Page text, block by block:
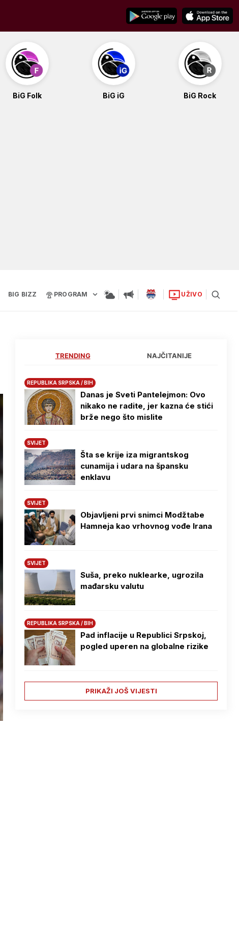
BiG Folk BiG iG BiG Rock
BIG BIZZ PROGRAM UŽIVO
TRENDING NAJČITANIJE
REPUBLIKA SRPSKA / BIH
Danas je Sveti Pantelejmon: Ovo
nikako ne radite, jer kazna će stići
brže nego što mislite
SVIJET
Šta se krije iza migrantskog
cunamija i udara na špansku
enklavu
SVIJET
Objavljeni prvi snimci Modžtabe
Hamneja kao vrhovnog vođe Irana
SVIJET
Suša, preko nuklearke, ugrozila
mađarsku valutu
REPUBLIKA SRPSKA / BIH
Pad inflacije u Republici Srpskoj,
pogled uperen na globalne rizike
PRIKAŽI JOŠ VIJESTI